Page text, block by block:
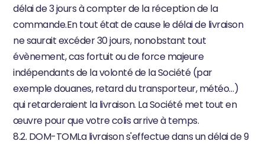
délai de 3 jours à compter de la réception de la
commande.En tout état de cause le délai de livraison
ne saurait excéder 30 jours, nonobstant tout
évènement, cas fortuit ou de force majeure
indépendants de la volonté de la Société (par
exemple douanes, retard du transporteur, météo…)
qui retarderaient la livraison. La Société met tout en
œuvre pour que votre colis arrive à temps.
8.2. DOM-TOMLa livraison s'effectue dans un délai de 9